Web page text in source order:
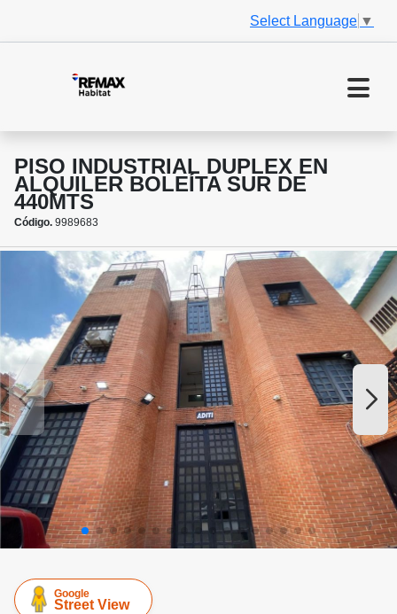
Select Language ▼
PISO INDUSTRIAL DUPLEX EN
ALQUILER BOLEÍTA SUR DE
440MTS
Código. 9989683
Google
Street View